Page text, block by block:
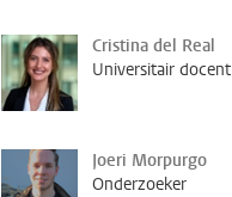
Cristina del Real
Universitair docent
Joeri Morpurgo
Onderzoeker